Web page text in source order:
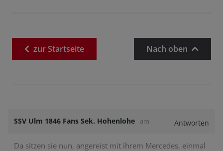
zurStartseite Nach oben
SSV Ulm 1846 Fans Sek. Hohenlohe am Antworten
Da sitzen sie nun, angereist mit ihrem Mercedes, einmal